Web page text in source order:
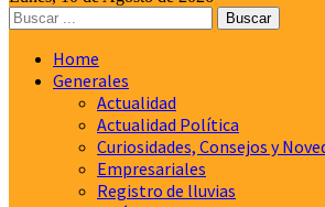
Home
Generales
Actualidad
Actualidad Política
Curiosidades, Consejos y
Empresariales
Registro de lluvias